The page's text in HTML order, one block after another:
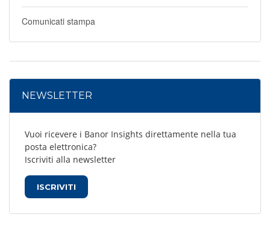
Comunicati stampa
NEWSLETTER
Vuoi ricevere i Banor Insights direttamente nella tua
posta elettronica?
Iscriviti alla newsletter
ISCRIVITI